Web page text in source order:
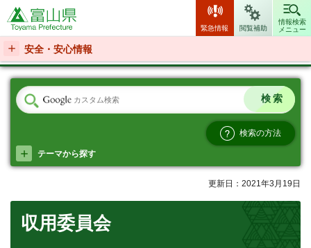
富山県
緊急情報 閲覧補助
情報検索
メニュー
安全・安心情報
検索の方法
テーマから探す
更新日：2021年3月19日
収用委員会